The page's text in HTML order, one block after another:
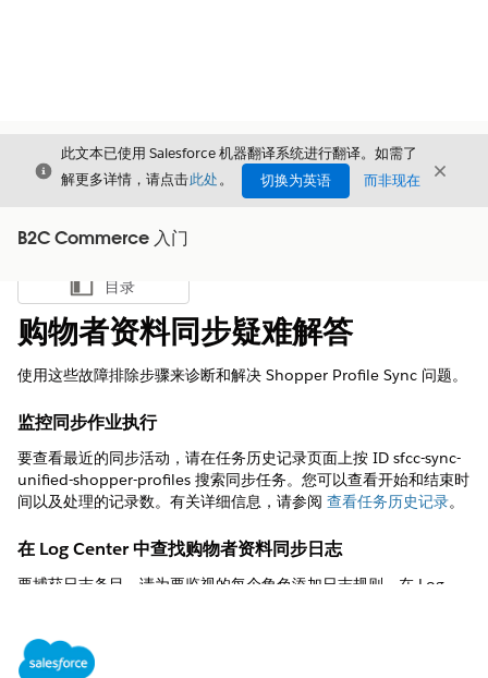
关闭
此文本已使用 Salesforce 机器翻译系统进行翻译。如需了
解更多详情，请点击此处。 切换为英语 而非现在 关闭
B2C Commerce 入门
显示目录
目录
购物者资料同步疑难解答
使用这些故障排除步骤来诊断和解决 Shopper Profile Sync 问题。
监控同步作业执行
要查看最近的同步活动，请在任务历史记录页面上按 ID sfcc-sync-
unified-shopper-profiles 搜索同步任务。您可以查看开始和结束时
间以及处理的记录数。有关详细信息，请参阅 查看任务历史记录。
在 Log Center 中查找购物者资料同步日志
要捕获日志条目，请为要监视的每个角色添加日志规则。在 Log